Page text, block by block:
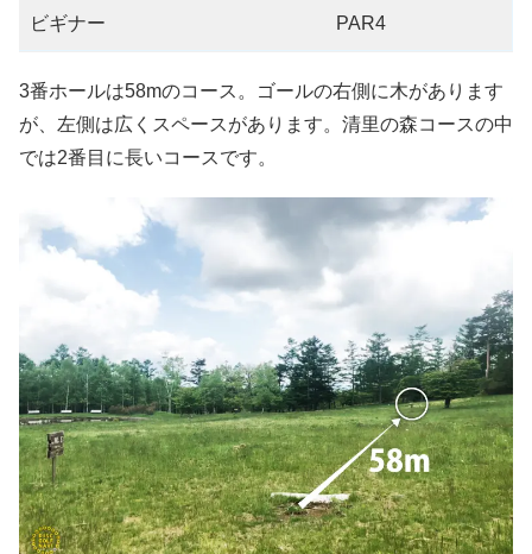
ビギナー PAR4
3番ホールは58mのコース。ゴールの右側に木があります
が、左側は広くスペースがあります。清里の森コースの中
では2番目に長いコースです。